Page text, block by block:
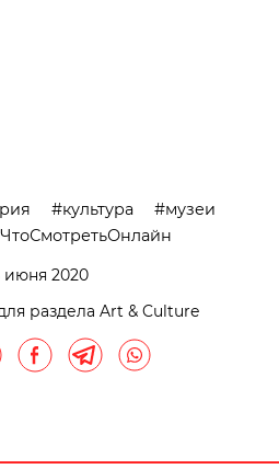
культура
музеи
ЧтоСмотретьОнлайн
июня 2020
раздела Art & Culture